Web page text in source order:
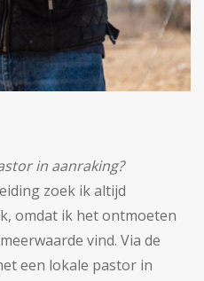
in aanraking?
zoek ik altijd
omdat ik het ontmoeten
vind. Via de
een lokale pastor in